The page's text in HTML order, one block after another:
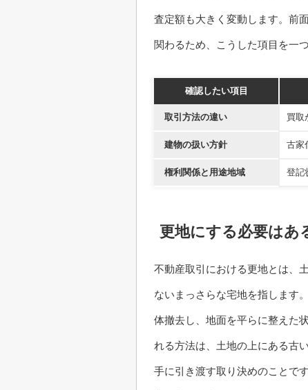
査定額も大きく変動します。前
関わるため、こうした項目を一
確認したい項目
取引方法の違い 買取
建物の扱い方針 古家
権利関係と用途地域 登記
更地にする必要はあ
不動産取引における更地とは、
ないまっさらな宅地を指します
体撤去し、地面を平らに整えた
れる方法は、土地の上にある古
手に引き渡す取り決めのことで